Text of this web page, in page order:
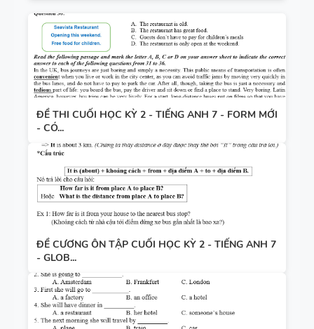
ĐỀ THI CUỐI HỌC KỲ 2 - TIẾNG ANH 7 - FORM MỚI
- CÓ...
ĐỀ CƯƠNG ÔN TẬP CUỐI HỌC KỲ 2 - TIẾNG ANH 7
- GLOB...